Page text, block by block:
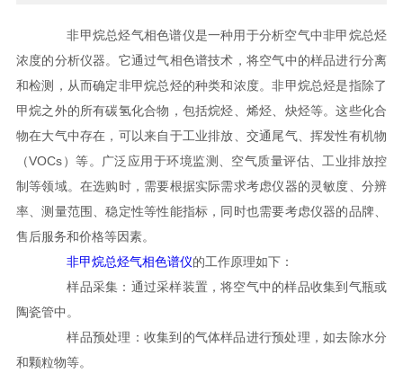
非甲烷总烃气相色谱仪是一种用于分析空气中非甲烷总烃
浓度的分析仪器。它通过气相色谱技术，将空气中的样品进行分离
和检测，从而确定非甲烷总烃的种类和浓度。非甲烷总烃是指除了
甲烷之外的所有碳氢化合物，包括烷烃、烯烃、炔烃等。这些化合
物在大气中存在，可以来自于工业排放、交通尾气、挥发性有机物
（VOCs）等。广泛应用于环境监测、空气质量评估、工业排放控
制等领域。在选购时，需要根据实际需求考虑仪器的灵敏度、分辨
率、测量范围、稳定性等性能指标，同时也需要考虑仪器的品牌、
售后服务和价格等因素。
非甲烷总烃气相色谱仪的工作原理如下：
样品采集：通过采样装置，将空气中的样品收集到气瓶或
陶瓷管中。
样品预处理：收集到的气体样品进行预处理，如去除水分
和颗粒物等。